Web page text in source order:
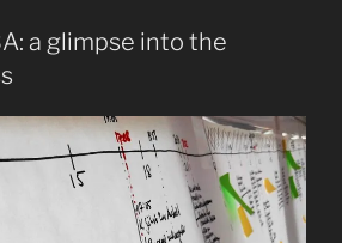
a glimpse into the